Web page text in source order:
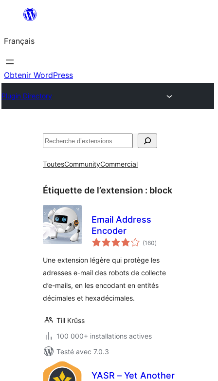
contenu
Français
Obtenir WordPress
Plugin Directory
Rechercher
ToutesCommunityCommercial
Étiquette de l’extension : block
Email Address
Encoder
(160notes
en
)
Une extension légère qui protège les
adresses e-mail des robots de collecte
d’e-mails, en les encodant en entités
décimales et hexadécimales.
Till Krüss
100 000+ installations actives
Testé avec 7.0.3
YASR – Yet Another